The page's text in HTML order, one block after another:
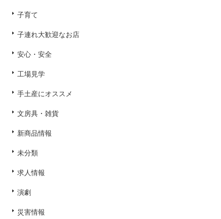
子育て
子連れ大歓迎なお店
安心・安全
工場見学
手土産にオススメ
文房具・雑貨
新商品情報
未分類
求人情報
演劇
災害情報